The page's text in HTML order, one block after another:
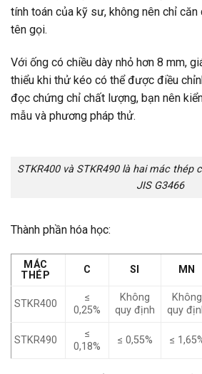
tính toán của kỹ sư, không nên chỉ
tên gọi.
Với ống có chiều dày nhỏ hơn 8 mm,
thiểu khi thử kéo có thể được điều
đọc chứng chỉ chất lượng, bạn nên
mẫu và phương pháp thử.
STKR400 và STKR490 là hai mác thép
JIS G3466
Thành phần hóa học:
MÁC
THÉP
C SI MN
STKR400
≤
0,25%
Không
quy định
Không
quy
STKR490
≤
0,18%
≤ 0,55% ≤